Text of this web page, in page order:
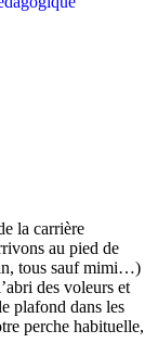
la carrière
au pied de
tous sauf mimi…)
des voleurs et
plafond dans les
perche habituelle,